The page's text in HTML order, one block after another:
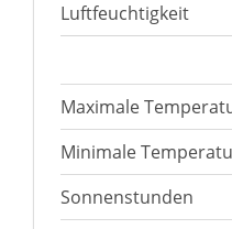
Luftfeuchtigkeit
Maximale
Minimale
Sonnenstunden